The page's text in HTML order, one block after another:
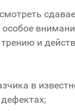
и
в